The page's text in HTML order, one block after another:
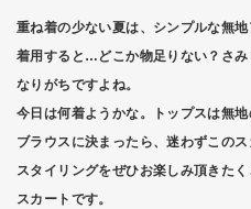
重ね着の少ない夏は、シンプルな無
着用すると…どこか物足りない？さみ
なりがちですよね。
今日は何着ようかな。トップスは無
ブラウスに決まったら、迷わずこの
スタイリングをぜひお楽しみ頂きた
スカートです。